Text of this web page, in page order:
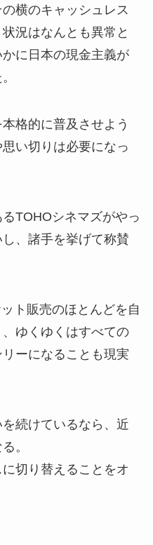
の横のキャッシュレス
況はなんとも異常と
に日本の現金主義が
格的に普及させよう
い切りは必要になっ
TOHOシネマズがやっ
、諸手を挙げて称賛
ト販売のほとんどを自
ゆくゆくはすべての
ーになることも現実
続けているなら、近
。
切り替えることをオ